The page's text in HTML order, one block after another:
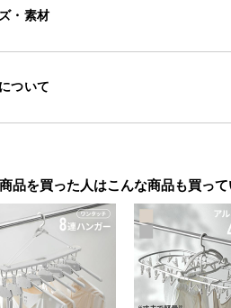
・素材
ついて
品を買った人はこんな商品も買っ